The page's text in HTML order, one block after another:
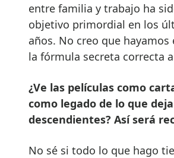
entre familia y trabajo ha
objetivo primordial en los
años. No creo que hayamos
la fórmula secreta correcta
¿Ve las películas como
como legado de lo que
descendientes? Así será
No sé si todo lo que hago